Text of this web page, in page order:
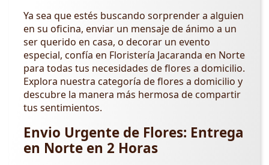
Ya sea que estés buscando sorprender a alguien
en su oficina, enviar un mensaje de ánimo a un
ser querido en casa, o decorar un evento
especial, confía en Floristería Jacaranda en Norte
para todas tus necesidades de flores a domicilio.
Explora nuestra categoría de flores a domicilio y
descubre la manera más hermosa de compartir
tus sentimientos.
Envio Urgente de Flores: Entrega
en Norte en 2 Horas